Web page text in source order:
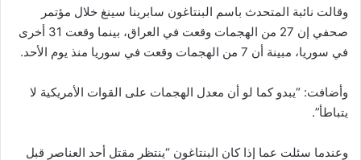
وقالت نائبة المتحدث باسم البنتاغون سابرينا سينغ خلال مؤتمر
صحفي إن 27 من الهجمات وقعت في العراق، بينما وقعت 31 أخرى
في سوريا، مبينة أن 7 من الهجمات وقعت في سوريا منذ يوم الأحد.
وأضافت: “يبدو كما لو أن معدل الهجمات على القوات الأمريكية لا
يتباطأ”.
وعندما سئلت عما إذا كان البنتاغون “ينتظر مقتل أحد العناصر قبل